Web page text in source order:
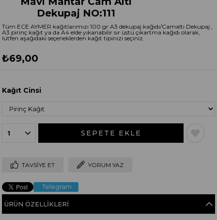
Dekupaj NO:111
Tüm ECE AYMER kağıtlarımızı 100 gr A3 dekupaj kağıdı/Camaltı Dekupaj ,
A3 pirinç kağıt ya da A4 elde yıkanabilir sır üstü çıkartma kağıdı olarak,
lütfen aşağıdaki seçeneklerden kağıt tipinizi seçiniz.
₺69,00
Kağıt Cinsi
TAVSIYE ET YORUM YAZ
Telegram
ÜRÜN ÖZELLIKLERI